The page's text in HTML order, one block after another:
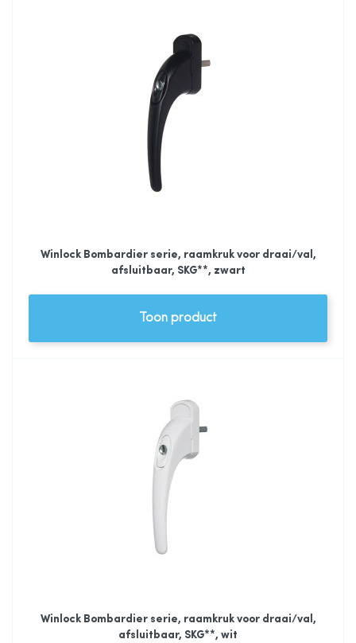
Winlock Bombardier serie, raamkruk voor draai/val,
afsluitbaar, SKG**, zwart
Toon product
Winlock Bombardier serie, raamkruk voor draai/val,
afsluitbaar, SKG**, wit